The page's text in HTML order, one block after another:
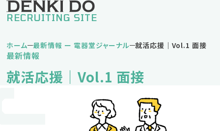
RECRUITING SITE
私の電器堂ライフ
堅実タイプDさん
バランスタイプKさん
ホーム 最新情報 ー 電器堂ジャーナル 就活応援｜Vol.1 面接
最新情報
就活応援｜Vol.1 面接